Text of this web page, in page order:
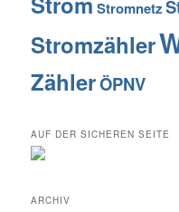
Stromnetz
Stromzähler
ZählerÖPNV
AUF DER SICHEREN SEITE
ARCHIV